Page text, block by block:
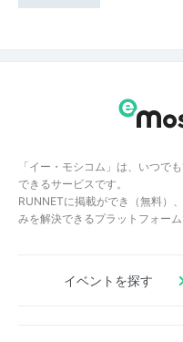
「イー・モシコム」は、いつで
できるサービスです。
RUNNETに掲載ができ（無料）
みを解決できるプラットフォーム
イベントを探す